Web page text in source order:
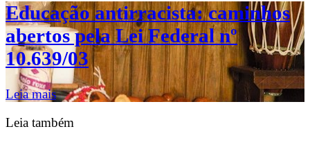
Educação antirracista: caminhos
abertos pela Lei Federal nº
10.639/03
Leia mais
Leia também